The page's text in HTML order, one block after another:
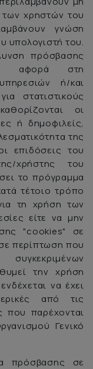
των χρηστών του
γνώση
υπολογιστή του.
πρόσβασης
αφορά στη
ή/και
στατιστικούς
οι
ή δημοφιλείς,
της
επιδόσεις του
χρήστης του
το πρόγραμμα
τέτοιο τρόπο
τη χρήση των
είτε να μην
"cookies" σε
περίπτωση που
την χρήση
να έχει
από τις
που παρέχονται
Γενικό
πρόσβασης σε